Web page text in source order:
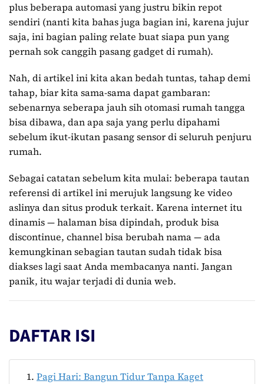
plus beberapa automasi yang justru bikin repot
sendiri (nanti kita bahas juga bagian ini, karena jujur
saja, ini bagian paling relate buat siapa pun yang
pernah sok canggih pasang gadget di rumah).
Nah, di artikel ini kita akan bedah tuntas, tahap demi
tahap, biar kita sama-sama dapat gambaran:
sebenarnya seberapa jauh sih otomasi rumah tangga
bisa dibawa, dan apa saja yang perlu dipahami
sebelum ikut-ikutan pasang sensor di seluruh penjuru
rumah.
Sebagai catatan sebelum kita mulai: beberapa tautan
referensi di artikel ini merujuk langsung ke video
aslinya dan situs produk terkait. Karena internet itu
dinamis — halaman bisa dipindah, produk bisa
discontinue, channel bisa berubah nama — ada
kemungkinan sebagian tautan sudah tidak bisa
diakses lagi saat Anda membacanya nanti. Jangan
panik, itu wajar terjadi di dunia web.
DAFTAR ISI
Pagi Hari: Bangun Tidur Tanpa Kaget